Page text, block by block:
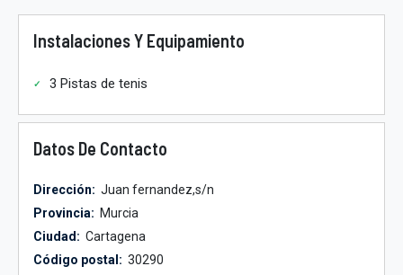
Instalaciones Y Equipamiento
3 Pistas de tenis
Datos De Contacto
Dirección: Juan fernandez,s/n
Provincia: Murcia
Ciudad: Cartagena
Código postal: 30290